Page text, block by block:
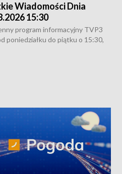
Wiadomości Dnia
15:30
program informacyjny TVP3
poniedziałku do piątku o 15:30,